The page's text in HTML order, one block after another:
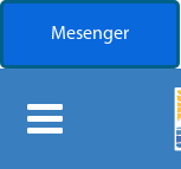
Mesenger
Booking